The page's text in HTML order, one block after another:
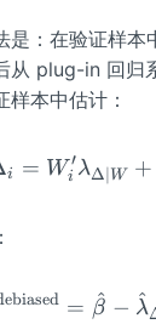
是：在验证样本
从 plug-in 回归
本中估计：
i = Wi
′λΔ∣ W +
= β
^ − λ
^